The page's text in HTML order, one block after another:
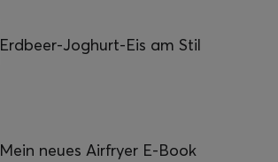
Erdbeer-Joghurt-Eis am Stil
Mein neues Airfryer E-Book